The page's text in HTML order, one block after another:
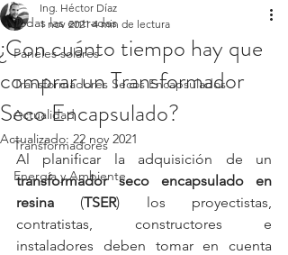
Todas las entradas
Paneles solares
Transformadores Secos Encapsulados
Actualidad
Transformadores
Energía y Ambiente
¿Con cuánto tiempo hay que
comprar un Transformador
Seco Encapsulado?
Ing. Héctor Díaz
1 nov 2021 4 min de lectura
Actualizado: 22 nov 2021
transformador seco encapsulado en
resina (TSER) los proyectistas,
contratistas, constructores e
instaladores deben tomar en cuenta